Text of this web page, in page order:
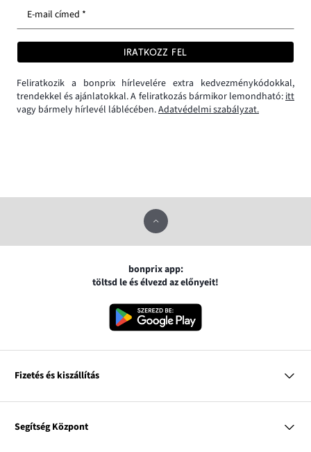
E-mail címed *
IRATKOZZ FEL
Feliratkozik a bonprix hírlevelére extra kedvezménykódokkal,
trendekkel és ajánlatokkal. A feliratkozás bármikor lemondható:itt
vagy bármely hírlevél láblécében.Adatvédelmi szabályzat.
bonprix app:
töltsd le és élvezd az előnyeit!
Fizetés és kiszállítás
VISA
Segítség Központ